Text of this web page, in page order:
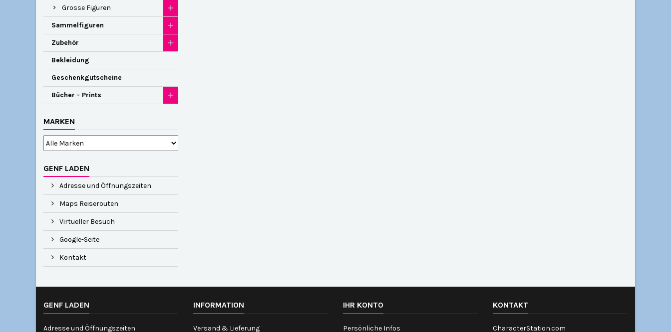
Grosse Figuren
Sammelfiguren
Zubehör
Bekleidung
Geschenkgutscheine
Bücher - Prints
MARKEN
GENF LADEN
Adresse und Öffnungszeiten
Maps Reiserouten
Virtueller Besuch
Google-Seite
Kontakt
GENF LADEN
Adresse und Öffnungszeiten
INFORMATION
Versand & Lieferung
IHR KONTO
Persönliche Infos
KONTAKT
CharacterStation.com